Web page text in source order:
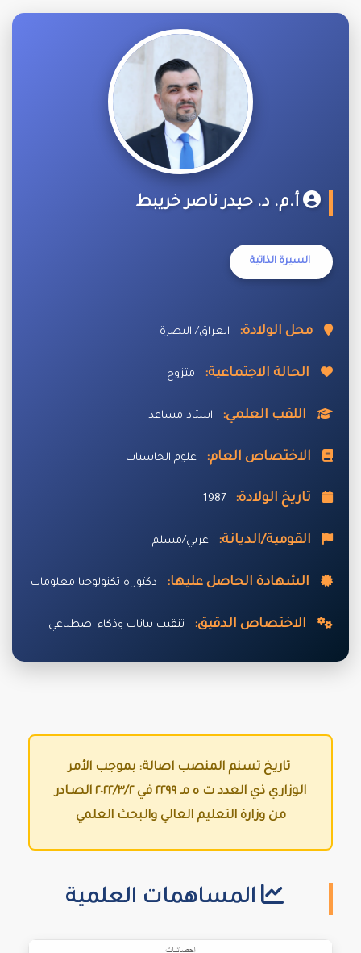
أ.م. د. حيدر ناصر خريبط
السيرة الذاتية
محل الولادة: العراق/ البصرة
الحالة الاجتماعية: متزوج
اللقب العلمي: استاذ مساعد
الاختصاص العام: علوم الحاسبات
تاريخ الولادة:
القومية/الديانة: عربي/مسلم
الشهادة الحاصل عليها: دكتوراه تكنولوجيا معلومات
الاختصاص الدقيق: تنقيب بيانات وذكاء اصطناعي
تاريخ تسنم المنصب اصالة: بموجب الأمر
الوزاري ذي العدد ت ه مـ ٢٢٩٩ في ٢٠٢٢/٣/٢ الصـادر
من وزارة التعليم العالي والبحث العلمي
المساهمات العلمية